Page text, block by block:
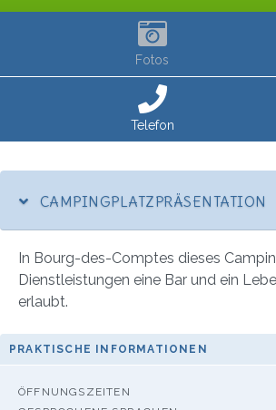
Fotos
Telefon
CAMPINGPLATZPRÄSENTATION
In Bourg-des-Comptes dieses
Dienstleistungen eine Bar und ein
erlaubt.
PRAKTISCHE INFORMATIONEN
ÖFFNUNGSZEITEN